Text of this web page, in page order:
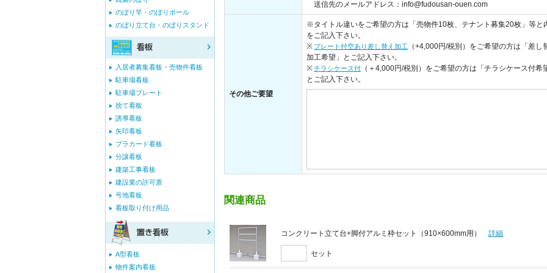
送信先のメールアドレス：info@fudousan-ouen.com
その他ご要望
※タイトル違いをご希望の方は「売物件10枚、テナント募集20枚」等と
をご記入下さい。
※ プレート付空あり差し替え加工
（+4,000円/税別）をご希望の方は「差し
加工希望」とご記入下さい。
※チラシケース付 （＋4,000円/税別）をご希望の方は「チラシケース付希
とご記入下さい。
関連商品
コンクリート立て台+脚付アルミ枠セット（910×600mm用） 詳細
セット
のぼり竿・のぼりポール
のぼり立て台・のぼりスタンド
入居者募集看板・売物件看板
駐車場看板
駐車場プレート
捨て看板
誘導看板
矢印看板
プラカード看板
分譲看板
建築工事看板
建設業の許可票
号地看板
看板取り付け用品
A型看板
物件案内看板